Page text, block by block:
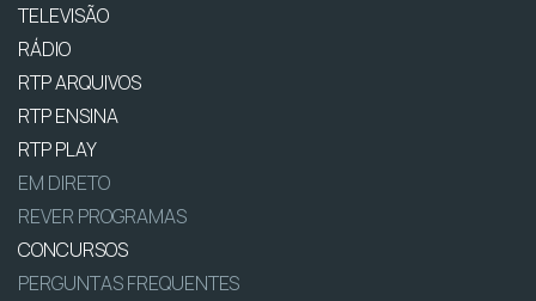
TELEVISÃO
RÁDIO
RTP ARQUIVOS
RTP ENSINA
RTP PLAY
EM DIRETO
REVER PROGRAMAS
CONCURSOS
PERGUNTAS FREQUENTES